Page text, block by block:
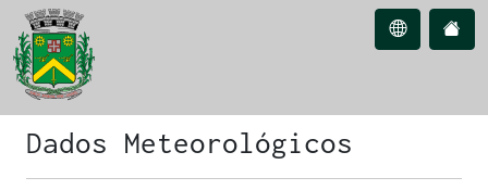
Dados Meteorológicos